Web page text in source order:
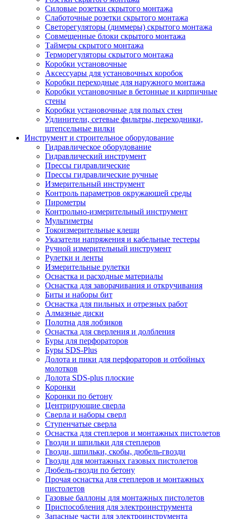
Силовые розетки скрытого монтажа
Слаботочные розетки скрытого монтажа
Светорегуляторы (диммеры) скрытого монтажа
Совмещенные блоки скрытого монтажа
Таймеры скрытого монтажа
Терморегуляторы скрытого монтажа
Коробки установочные
Аксессуары для установочных коробок
Коробки переходные для наружного монтажа
Коробки установочные в бетонные и кирпичные
стены
Коробки установочные для полых стен
Удлинители, сетевые фильтры, переходники,
штепсельные вилки
Инструмент и строительное оборудование
Гидравлическое оборудование
Гидравлический инструмент
Прессы гидравлические
Прессы гидравлические ручные
Измерительный инструмент
Контроль параметров окружающей среды
Пирометры
Контрольно-измерительный инструмент
Мультиметры
Токоизмерительные клещи
Указатели напряжения и кабельные тестеры
Ручной измерительный инструмент
Рулетки и ленты
Измерительные рулетки
Оснастка и расходные материалы
Оснастка для заворачивания и откручивания
Биты и наборы бит
Оснастка для пильных и отрезных работ
Алмазные диски
Полотна для лобзиков
Оснастка для сверления и долбления
Буры для перфораторов
Буры SDS-Plus
Долота и пики для перфораторов и отбойных
молотков
Долота SDS-plus плоские
Коронки
Коронки по бетону
Центрирующие сверла
Сверла и наборы сверл
Ступенчатые сверла
Оснастка для степлеров и монтажных пистолетов
Гвозди и шпильки для степлеров
Гвозди, шпильки, скобы, дюбель-гвозди
Гвозди для монтажных газовых пистолетов
Дюбель-гвозди по бетону
Прочая оснастка для степлеров и монтажных
пистолетов
Газовые баллоны для монтажных пистолетов
Приспособления для электроинструмента
Запасные части для электроинструмента